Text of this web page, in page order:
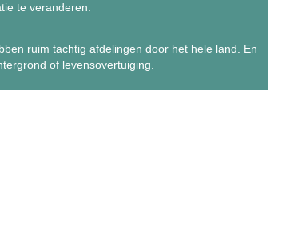
te veranderen.
ruim tachtig afdelingen door het hele land. En
of levensovertuiging.